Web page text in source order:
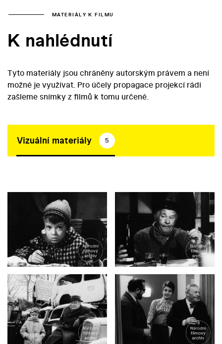
MATERIÁLY K FILMU
K nahlédnutí
Tyto materiály jsou chráněny autorským právem a není
možné je využívat. Pro účely propagace projekcí rádi
zašleme snímky z filmů k tomu určené.
Vizuální materiály 5